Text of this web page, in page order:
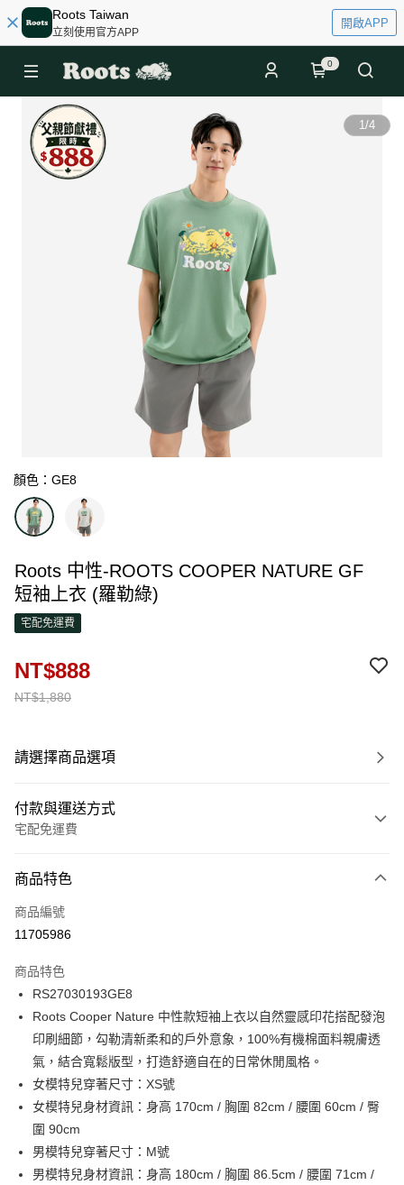
Roots Taiwan
立刻使用官方APP
開啟APP
0
1/4
顏色：GE8
Roots 中性-ROOTS COOPER NATURE GF
短袖上衣 (羅勒綠)
宅配免運費
NT$1,880
NT$888
請選擇商品選項
付款與運送方式
宅配免運費
信用卡一次付款
信用卡分期付款
合作金庫商業銀行
華南商業銀行
上海商業儲蓄銀行
台北富邦商業銀行
國泰世華商業銀行
兆豐國際商業銀行
臺灣中小企業銀行
台中商業銀行
匯豐（台灣）商業銀行
聯邦商業銀行
元大商業銀行
永豐商業銀行
玉山商業銀行
台新國際商業銀行
台灣樂天信用卡公司
6 期 0 利率 每期
華南商業銀行
彰化商業銀行
上海商業儲蓄銀行
台北富邦商業銀行
國泰世華商業銀行
兆豐國際商業銀行
臺灣中小企業銀行
匯豐（台灣）商業銀行
華泰商業銀行
元大商業銀行
玉山商業銀行
台新國際商業銀行
中國信託商業銀行
LINE Pay
Apple Pay
街口支付
運送方式
限時免運活動
免運費
商品特色
商品編號
11705986
商品特色
RS27030193GE8
Roots Cooper Nature 中性款短袖上衣以自然靈感印花搭配發泡
印刷細節，勾勒清新柔和的戶外意象，100%有機棉面料親膚透
氣，結合寬鬆版型，打造舒適自在的日常休閒風格。
女模特兒穿著尺寸：XS號
女模特兒身材資訊：身高 170cm / 胸圍 82cm / 腰圍 60cm / 臀
圍 90cm
男模特兒穿著尺寸：M號
男模特兒身材資訊：身高 180cm / 胸圍 86.5cm / 腰圍 71cm /